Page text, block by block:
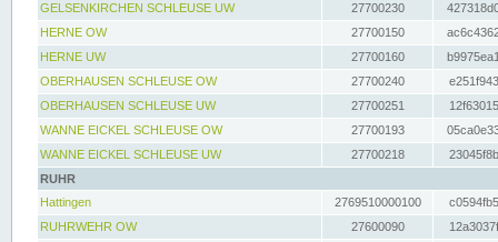
GELSENKIRCHEN SCHLEUSE UW
27700230
HERNE OW
27700150
HERNE UW
27700160
OBERHAUSEN SCHLEUSE OW
27700240
OBERHAUSEN SCHLEUSE UW
27700251
WANNE EICKEL SCHLEUSE OW
27700193
WANNE EICKEL SCHLEUSE UW
27700218
RUHR
Hattingen
2769510000100
RUHRWEHR OW
27600090